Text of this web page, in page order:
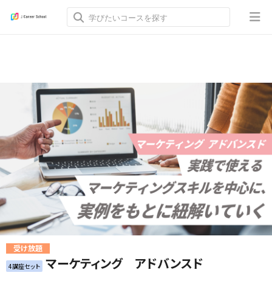
受け放題
4講座セット マーケティング アドバンスド